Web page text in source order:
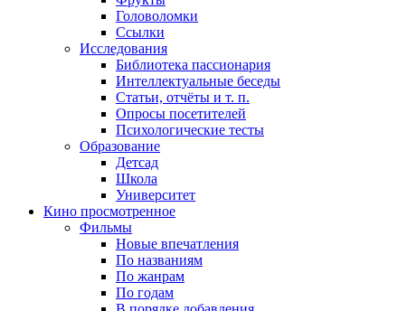
Головоломки
Ссылки
Исследования
Библиотека пассионария
Интеллектуальные беседы
Статьи, отчёты и т. п.
Опросы посетителей
Психологические тесты
Образование
Детсад
Школа
Университет
Кино просмотренное
Фильмы
Новые впечатления
По названиям
По жанрам
По годам